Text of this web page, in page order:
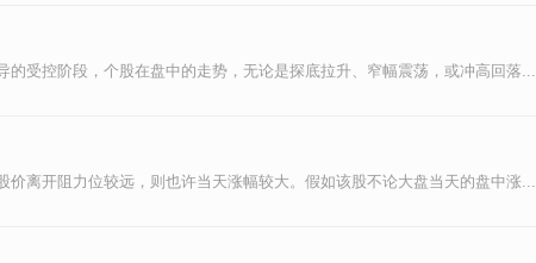
受控阶段，个股在盘中的走势，无论是探底拉升、窄幅震荡，或冲高回落...
离开阻力位较远，则也许当天涨幅较大。假如该股不论大盘当天的盘中涨...